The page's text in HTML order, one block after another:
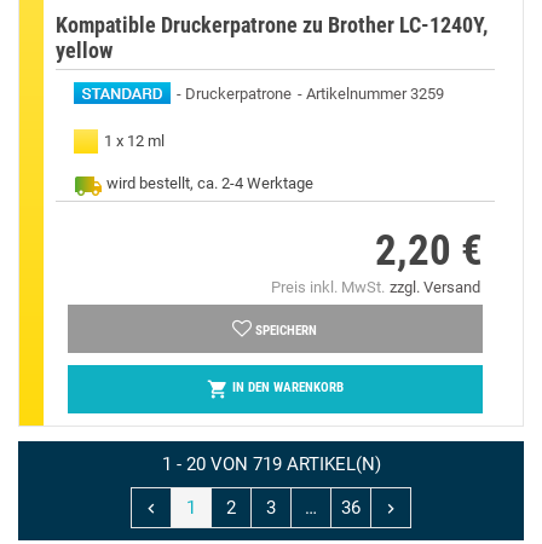
Kompatible Druckerpatrone zu Brother LC-1240Y,
yellow
Druckerpatrone Artikelnummer 3259
1 x 12 ml
wird bestellt, ca. 2-4 Werktage
2,20 €
Preis inkl. MwSt. zzgl. Versand
SPEICHERN
 IN DEN WARENKORB
1 - 20 VON 719 ARTIKEL(N)
 1 2 3 … 36 